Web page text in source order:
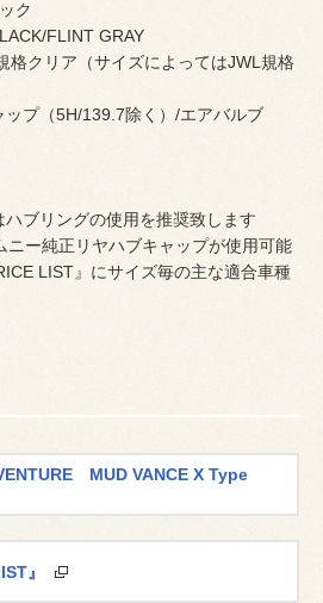
ク
FLINT GRAY
格クリア（サイズによってはJWL規格
プ（5H/139.7除く）/エアバルブ
ブリングの使用を推奨致します
ー純正リヤハブキャップが使用可能
LIST』にサイズ毎の主な適合車種
MUD VANCE X Type
』